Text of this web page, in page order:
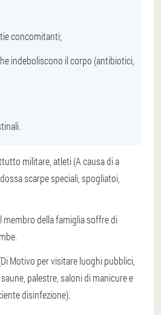
concomitanti;
indeboliscono il corpo (antibiotici,
militare, atleti (A causa di a
scarpe speciali, spogliatoi,
membro della famiglia soffre di
Di Motivo per visitare luoghi pubblici
palestre, saloni di manicure e
disinfezione).